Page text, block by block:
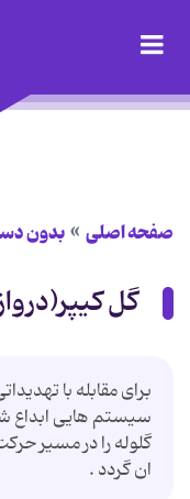
صفحه اصلی بدون
گل
برای مقابله با
سیستم هایی ابداع
گلوله را در مسیر
ان گردد .